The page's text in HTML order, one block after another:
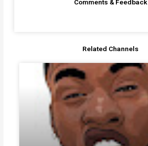
Comments & Feedback
Related Channels